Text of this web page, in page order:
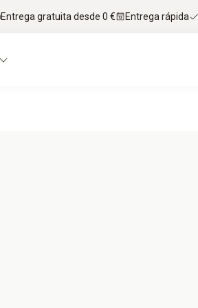
Entrega gratuita desde 0 € Entrega rápida